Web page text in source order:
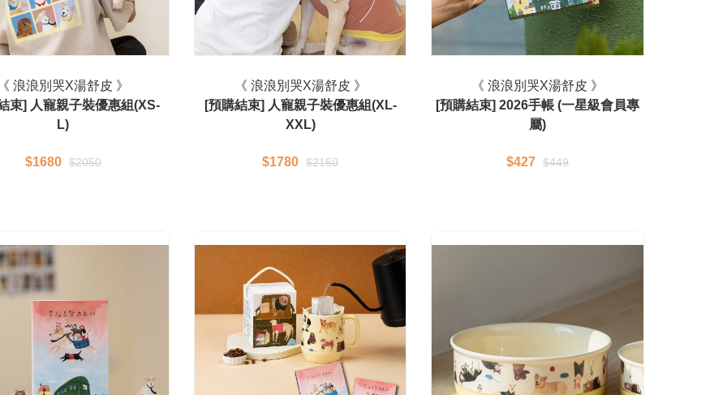
浪浪別哭X湯舒皮 》
束] 人寵親子裝優惠組(XS-
L)
$1680 $2050
《 浪浪別哭X湯舒皮 》
[預購結束] 人寵親子裝優惠組(XL-
XXL)
$1780 $2150
《 浪浪別哭X湯舒皮 》
[預購結束] 2026手帳 (一星級會員專
屬)
$427 $449